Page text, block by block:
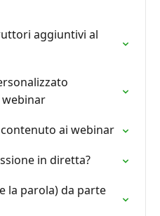
aggiuntivi al
ai webinar
in diretta?
la parola) da parte